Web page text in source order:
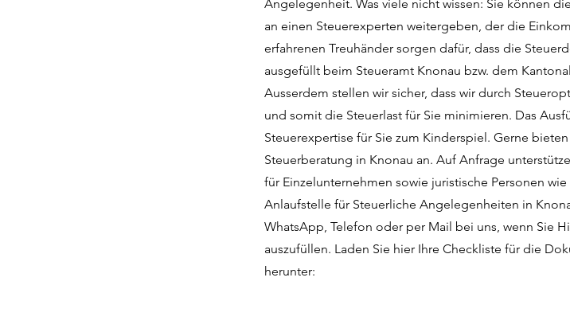
Angelegenheit. Was viele nicht wissen: Sie können
an einen Steuerexperten weitergeben, der die
erfahrenen Treuhänder sorgen dafür, dass die
ausgefüllt beim Steueramt Knonau bzw. dem
Ausserdem stellen wir sicher, dass wir durch
und somit die Steuerlast für Sie minimieren. Das
Steuerexpertise für Sie zum Kinderspiel. Gerne
Steuerberatung in Knonau an. Auf Anfrage
für Einzelunternehmen sowie juristische Personen
Anlaufstelle für Steuerliche Angelegenheiten in
WhatsApp, Telefon oder per Mail bei uns, wenn Sie
auszufüllen. Laden Sie hier Ihre Checkliste für die
herunter: